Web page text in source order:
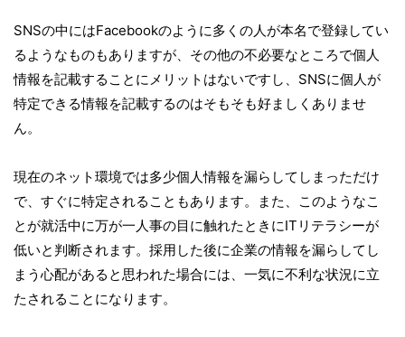
SNSの中にはFacebookのように多くの人が本名で登録してい
るようなものもありますが、その他の不必要なところで個人
情報を記載することにメリットはないですし、SNSに個人が
特定できる情報を記載するのはそもそも好ましくありませ
ん。
現在のネット環境では多少個人情報を漏らしてしまっただけ
で、すぐに特定されることもあります。また、このようなこ
とが就活中に万が一人事の目に触れたときにITリテラシーが
低いと判断されます。採用した後に企業の情報を漏らしてし
まう心配があると思われた場合には、一気に不利な状況に立
たされることになります。